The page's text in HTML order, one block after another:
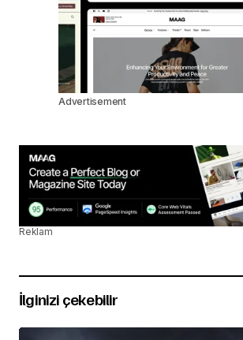
Advertisement
Reklam
İlginizi çekebilir